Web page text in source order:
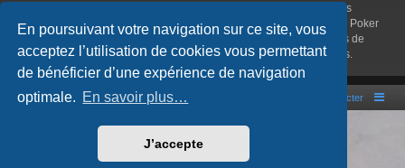
En poursuivant votre navigation sur ce site, vous
acceptez l’utilisation de cookies vous permettant
de bénéficier d’une expérience de navigation
optimale. En savoir plus…
J’accepte
dans notre base de données. Bien que ces informations ne seront pas
diffusées à une tierce partie sans votre consentement, ni « Tarentaise Poker
Club », ni phpBB, ne pourront être tenus comme responsables en cas de
tentative de piratage informatique visant à compromettre vos données.
Portal Accueil du forum Nous contacter
Développé parphpBB® Forum Software © phpBB Limited
Style parArty- phpBB 3.3 par MrGaby
©